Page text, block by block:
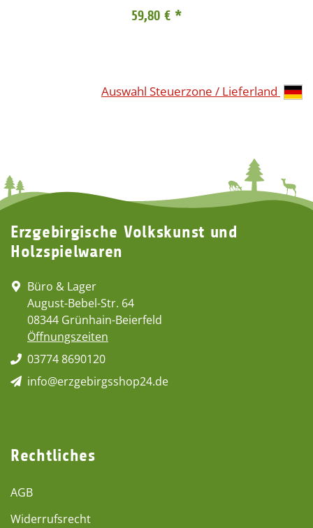
59,80 € *
Auswahl Steuerzone / Lieferland
Erzgebirgische Volkskunst und
Holzspielwaren
Büro & Lager
August-Bebel-Str. 64
08344 Grünhain-Beierfeld
Öffnungszeiten
03774 8690120
info@erzgebirgsshop24.de
Rechtliches
AGB
Widerrufsrecht